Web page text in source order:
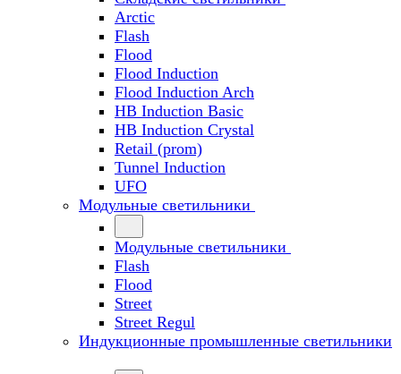
Arctic
Flash
Flood
Flood Induction
Flood Induction Arch
HB Induction Basic
HB Induction Crystal
Retail (prom)
Tunnel Induction
UFO
Модульные светильники
Модульные светильники
Flash
Flood
Street
Street Regul
Индукционные промышленные светильники